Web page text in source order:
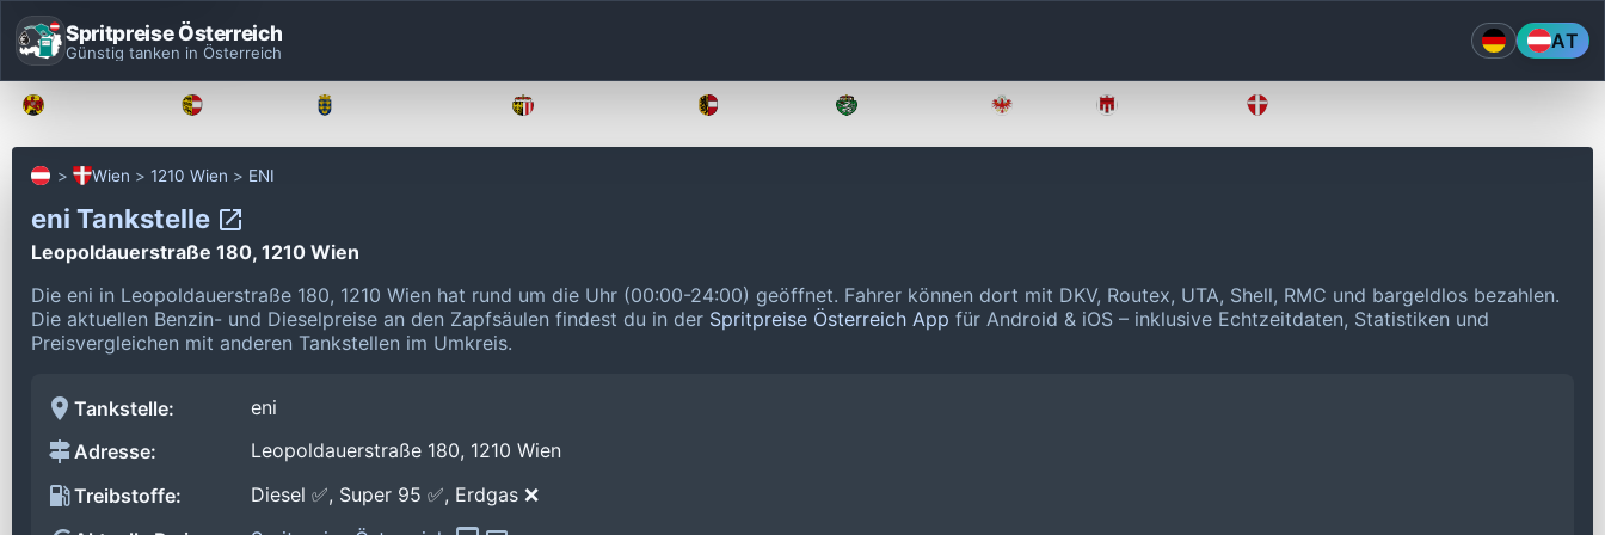
Spritpreise Österreich
Günstig tanken in Österreich AT
Wien 1210 Wien ENI
eni Tankstelle
Leopoldauerstraße 180, 1210 Wien
Die eni in Leopoldauerstraße 180, 1210 Wien hat rund um die Uhr (00:00-24:00) geöffnet. Fahrer können dort mit DKV, Routex, UTA, Shell, RMC und bargeldlos bezahlen.
Die aktuellen Benzin- und Dieselpreise an den Zapfsäulen findest du in der Spritpreise Österreich App für Android & iOS – inklusive Echtzeitdaten, Statistiken und
Preisvergleichen mit anderen Tankstellen im Umkreis.
Tankstelle:
eni
Adresse:
Leopoldauerstraße 180, 1210 Wien
Treibstoffe:
Diesel ✅, Super 95 ✅, Erdgas ❌